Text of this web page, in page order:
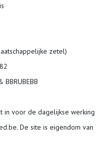
zetel)
in voor de dagelijkse werking
De site is eigendom van